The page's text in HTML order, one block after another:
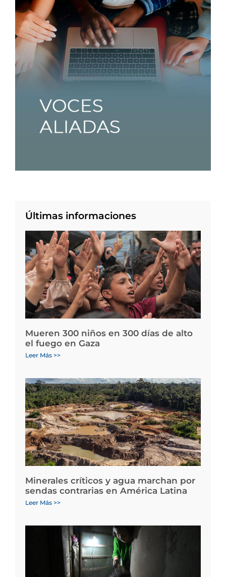
Últimas informaciones
Mueren 300 niños en 300 días de alto
el fuego en Gaza
Leer Más >>
Minerales críticos y agua marchan por
sendas contrarias en América Latina
Leer Más >>